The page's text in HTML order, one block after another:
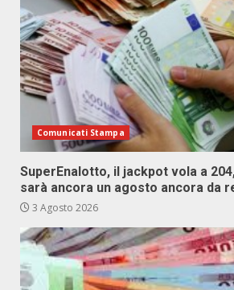
Comunicati Stampa
SuperEnalotto, il jackpot vola a
sarà ancora un agosto ancora da
3 Agosto 2026